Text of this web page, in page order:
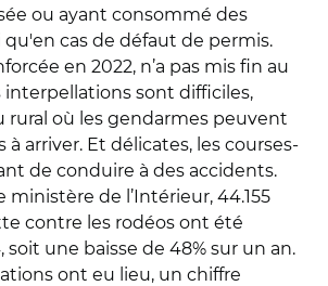
ou ayant consommé des
cas de défaut de permis.
en 2022, n’a pas mis fin au
interpellations sont difficiles,
où les gendarmes peuvent
arriver. Et délicates, les courses-
de conduire à des accidents.
ministère de l’Intérieur, 44.155
contre les rodéos ont été
soit une baisse de 48% sur un an.
ont eu lieu, un chiffre